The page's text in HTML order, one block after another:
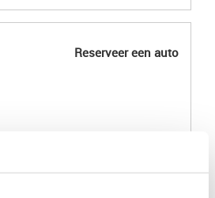
Reserveer een auto